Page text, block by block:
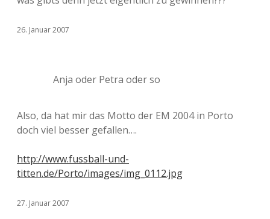
26. Januar 2007
Anja oder Petra oder so
Also, da hat mir das Motto der EM 2004 in Porto
doch viel besser gefallen….
http://www.fussball-und-
titten.de/Porto/images/img_0112.jpg
27. Januar 2007